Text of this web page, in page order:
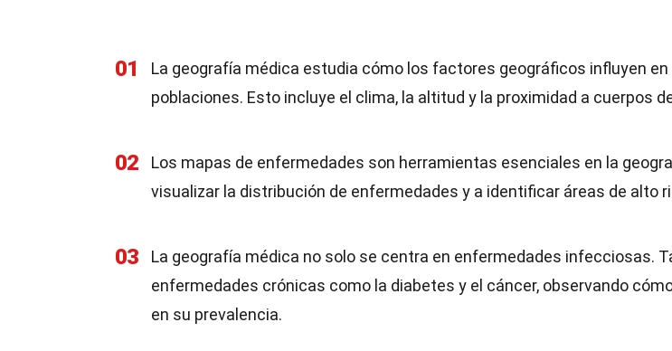
01
La geografía médica estudia cómo los factores geográficos influyen en
poblaciones. Esto incluye el clima, la altitud y la proximidad a cuerpos
02
Los mapas de enfermedades son herramientas esenciales en la
visualizar la distribución de enfermedades y a identificar áreas de alto
03
La geografía médica no solo se centra en enfermedades infecciosas.
enfermedades crónicas como la diabetes y el cáncer, observando
en su prevalencia.